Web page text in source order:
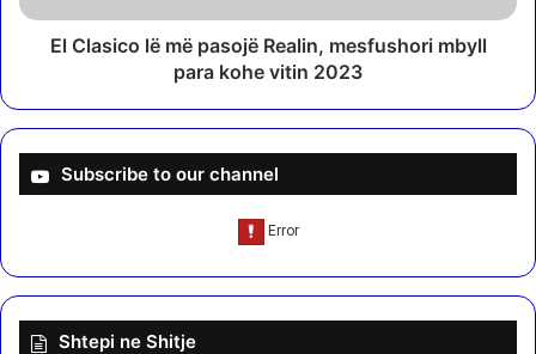
d
k
f
o
j
o
s
R
e
El Clasico lë më pasojë Realin, mesfushori mbyll
para kohe vitin 2023
Subscribe to our channel
Shtepi ne Shitje